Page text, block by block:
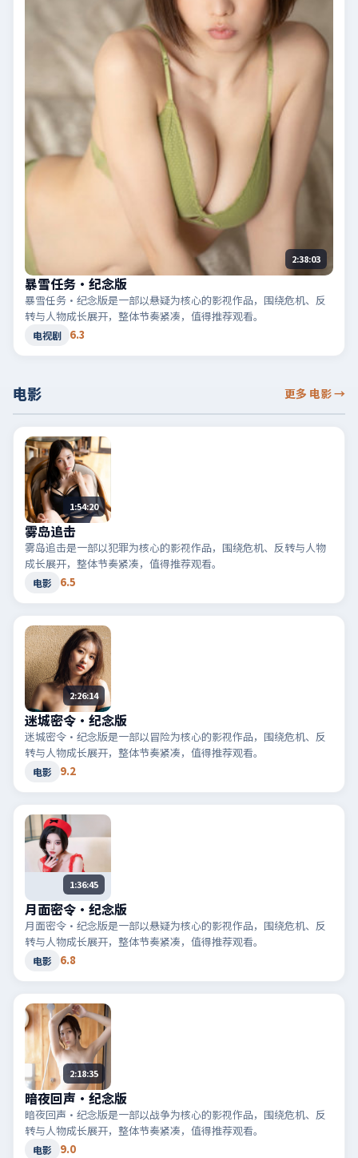
2:38:03
暴雪任务·纪念版
暴雪任务·纪念版是一部以悬疑为核心的影视作品，围绕危机、反
转与人物成长展开，整体节奏紧凑，值得推荐观看。
电视剧 6.3
电影 更多 电影→
1:54:20
雾岛追击
雾岛追击是一部以犯罪为核心的影视作品，围绕危机、反转与人物
成长展开，整体节奏紧凑，值得推荐观看。
电影 6.5
2:26:14
迷城密令·纪念版
迷城密令·纪念版是一部以冒险为核心的影视作品，围绕危机、反
转与人物成长展开，整体节奏紧凑，值得推荐观看。
电影 9.2
1:36:45
月面密令·纪念版
月面密令·纪念版是一部以悬疑为核心的影视作品，围绕危机、反
转与人物成长展开，整体节奏紧凑，值得推荐观看。
电影 6.8
2:18:35
暗夜回声·纪念版
暗夜回声·纪念版是一部以战争为核心的影视作品，围绕危机、反
转与人物成长展开，整体节奏紧凑，值得推荐观看。
电影 9.0